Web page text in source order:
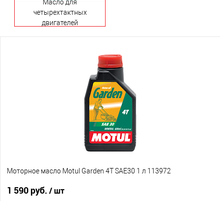
Масло для
четырехтактных
двигателей
Моторное масло Motul Garden 4T SAE30 1 л 113972
1 590 руб. / шт